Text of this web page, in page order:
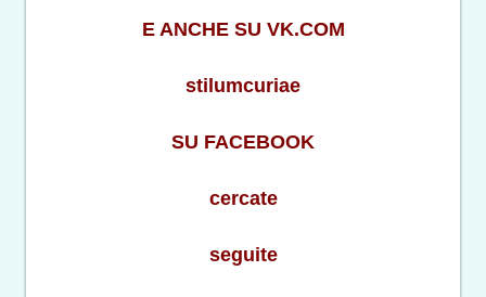
E ANCHE SU VK.COM
stilumcuriae
SU FACEBOOK
cercate
seguite